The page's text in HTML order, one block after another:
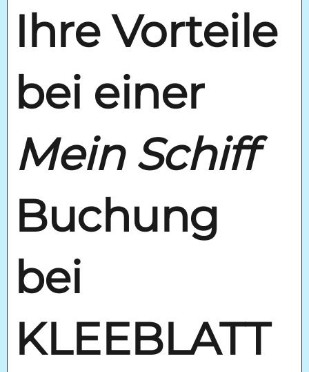
Ihre Vorteile
bei einer
Mein Schiff
Buchung
bei
KLEEBLATT